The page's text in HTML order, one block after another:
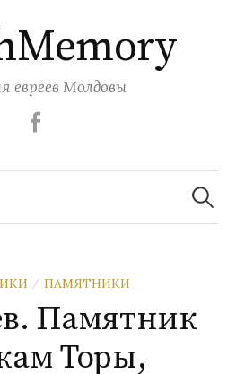
евреев Молдовы
Найти:
/ ПАМЯТНИКИ
Памятник
Торы,